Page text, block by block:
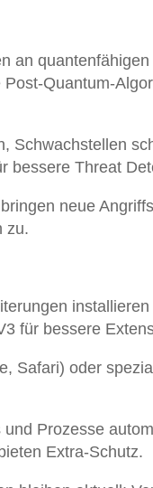
an
Quantum-
Schwachstellen
bessere Threat
neue
zu.
für bessere
Safari) oder
Prozesse
Extra-Schutz.